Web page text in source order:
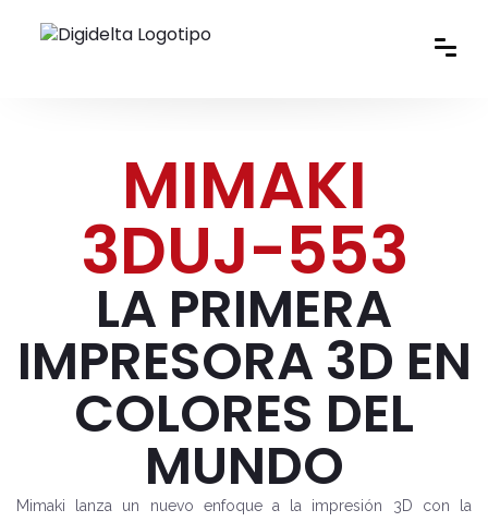
MIMAKI
3DUJ-553
LA PRIMERA
IMPRESORA 3D EN
COLORES DEL
MUNDO
Mimaki lanza un nuevo enfoque a la impresión 3D con la